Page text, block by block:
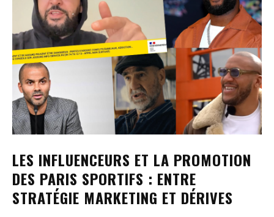
LES INFLUENCEURS ET LA PROMOTION
DES PARIS SPORTIFS : ENTRE
STRATÉGIE MARKETING ET DÉRIVES